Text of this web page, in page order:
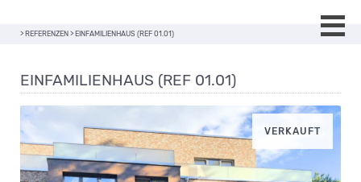
> REFERENZEN > EINFAMILIENHAUS (REF 01.01)
EINFAMILIENHAUS (REF 01.01)
VERKAUFT